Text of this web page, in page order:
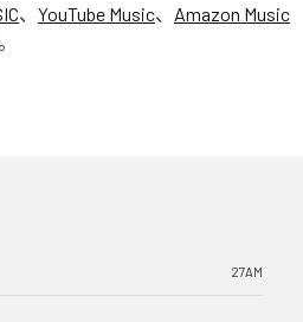
、 YouTube Music、 Amazon Music
27AM